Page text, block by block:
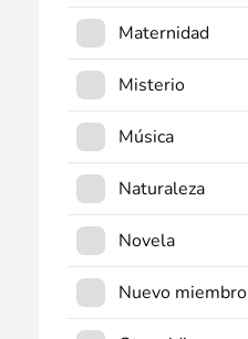
Maternidad
Misterio
Música
Naturaleza
Novela
Nuevo miembro